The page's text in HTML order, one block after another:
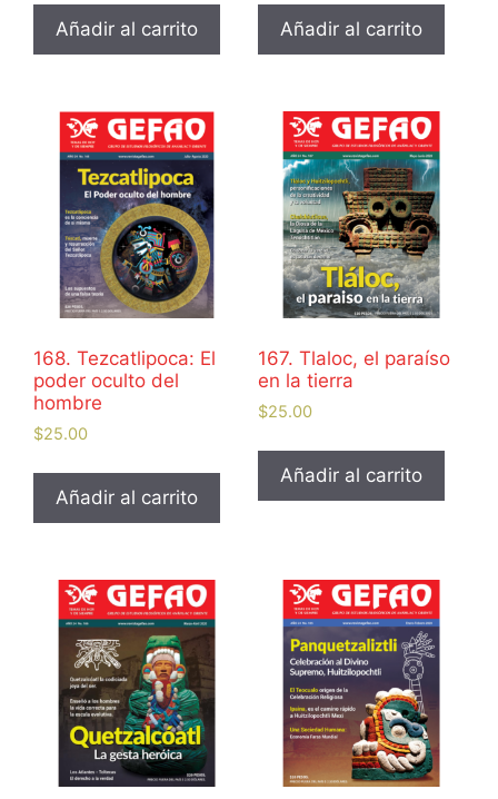
Añadir al carrito Añadir al carrito
168. Tezcatlipoca: El
poder oculto del
hombre
$25.00
Añadir al carrito
167. Tlaloc, el paraíso
en la tierra
$25.00
Añadir al carrito